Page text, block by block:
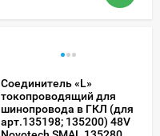
Соединитель «L»
токопроводящий для
шинопровода в ГКЛ (для
арт.135198; 135200) 48V